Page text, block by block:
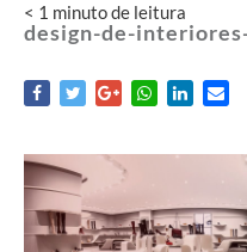
< 1 minutode leitura
design-de-